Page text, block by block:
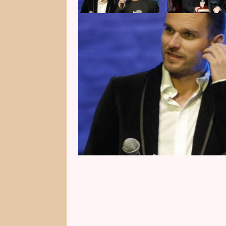
Leoš Mareš se ve čtvrtek 4.
objevil v Ranní show. A přiznal,
Patrika v benešovské
Hezuckého manželka Nikola.
stavu.